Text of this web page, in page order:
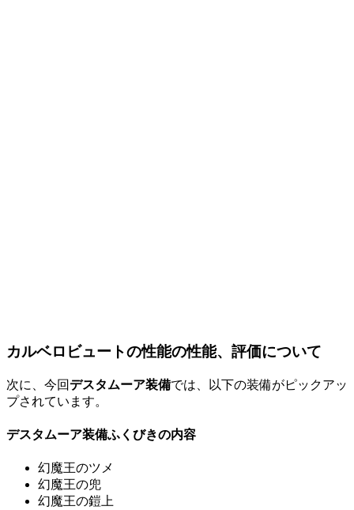
カルベロビュートの性能の性能、評価について
次に、今回デスタムーア装備では、以下の装備がピックアッ
プされています。
デスタムーア装備ふくびきの内容
幻魔王のツメ
幻魔王の兜
幻魔王の鎧上